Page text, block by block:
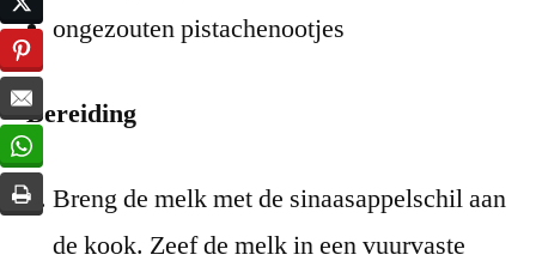
ongezouten pistachenootjes
Bereiding
Breng de melk met de sinaasappelschil aan
de kook. Zeef de melk in een vuurvaste